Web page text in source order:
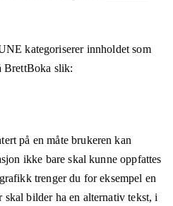
kategoriserer innholdet som
BrettBoka slik:
på en måte brukeren kan
ikke bare skal kunne oppfattes
trenger du for eksempel en
skal bilder ha en alternativ tekst, i